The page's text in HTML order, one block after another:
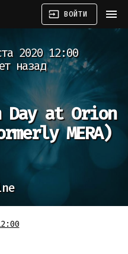
input ВОЙТИ menu
2020 12:00
назад
Day at Orion
MERA)